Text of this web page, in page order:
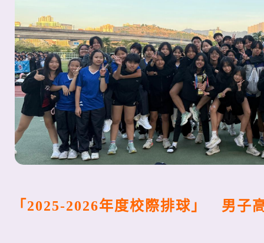
「2025-2026年度校際排球」 男子